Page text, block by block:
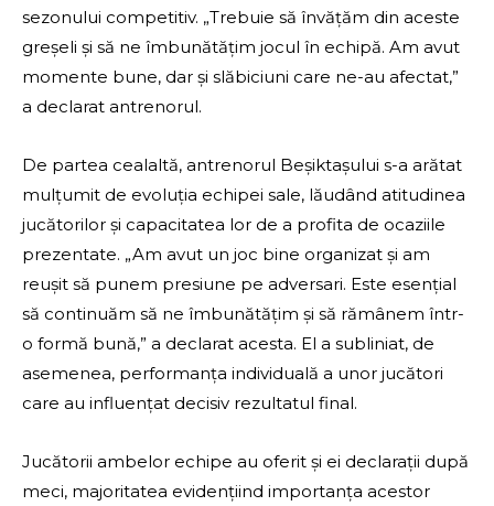
sezonului competitiv. „Trebuie să învățăm din aceste
greșeli și să ne îmbunătățim jocul în echipă. Am avut
momente bune, dar și slăbiciuni care ne-au afectat,”
a declarat antrenorul.
De partea cealaltă, antrenorul Beșiktașului s-a arătat
mulțumit de evoluția echipei sale, lăudând atitudinea
jucătorilor și capacitatea lor de a profita de ocaziile
prezentate. „Am avut un joc bine organizat și am
reușit să punem presiune pe adversari. Este esențial
să continuăm să ne îmbunătățim și să rămânem într-
o formă bună,” a declarat acesta. El a subliniat, de
asemenea, performanța individuală a unor jucători
care au influențat decisiv rezultatul final.
Jucătorii ambelor echipe au oferit și ei declarații după
meci, majoritatea evidențiind importanța acestor